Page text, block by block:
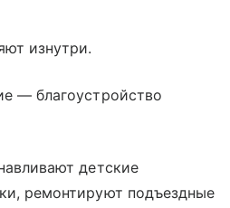
изнутри.
— благоустройство
детские
ремонтируют подъездные